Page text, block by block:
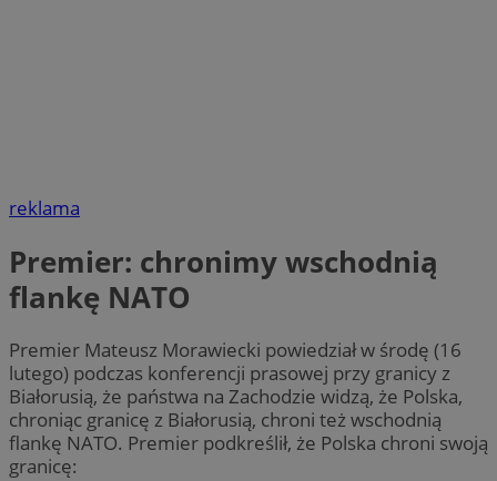
reklama
Premier: chronimy wschodnią
flankę NATO
Premier Mateusz Morawiecki powiedział w środę (16
lutego) podczas konferencji prasowej przy granicy z
Białorusią, że państwa na Zachodzie widzą, że Polska,
chroniąc granicę z Białorusią, chroni też wschodnią
flankę NATO. Premier podkreślił, że Polska chroni swoją
granicę: